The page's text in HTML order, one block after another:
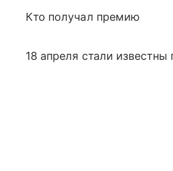
Кто получал премию
18 апреля стали